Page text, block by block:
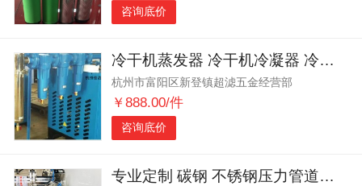
咨询底价
冷干机蒸发器 冷干机冷凝器 冷干机压缩机
杭州市富阳区新登镇超滤五金经营部
￥888.00/件
咨询底价
专业定制 碳钢 不锈钢压力管道用LN压缩空气过滤器